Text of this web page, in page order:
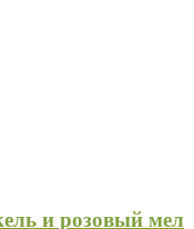
и розовый мел